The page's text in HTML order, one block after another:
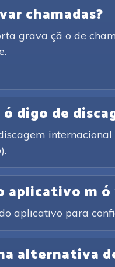
chamadas?
grava çã o de
ó digo de
aplicativo m ó
aplicativo para
alternativa